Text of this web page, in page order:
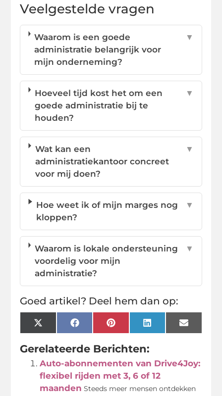
Veelgestelde vragen
Waarom is een goede
administratie belangrijk voor
mijn onderneming?
▼
Hoeveel tijd kost het om een
goede administratie bij te
houden?
▼
Wat kan een
administratiekantoor concreet
voor mij doen?
▼
Hoe weet ik of mijn marges nog
kloppen?
▼
Waarom is lokale ondersteuning
voordelig voor mijn
administratie?
▼
Goed artikel? Deel hem dan op:
X
(Twitter)
FacebookPinterestLinkedInEmail
Gerelateerde Berichten:
Auto-abonnementen van Drive4Joy:
flexibel rijden met 3, 6 of 12
maanden Steeds meer mensen ontdekken